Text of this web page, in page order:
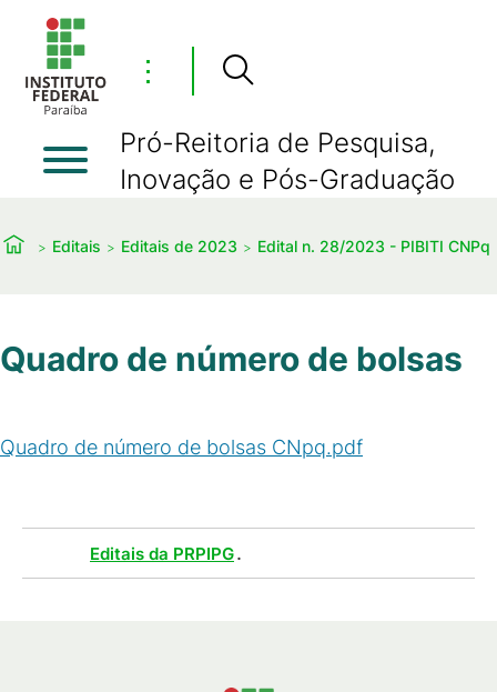
⋮
Pró-Reitoria de Pesquisa,
Inovação e Pós-Graduação
Editais Editais de 2023 Edital n. 28/2023 - PIBITI CNPq
Quadro de número de bolsas
Quadro de número de bolsas CNpq.pdf
Editais da PRPIPG.